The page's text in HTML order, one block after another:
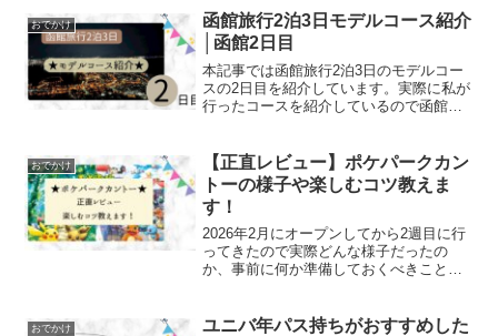
おすすめポイントラビスタ函館ベイへの
アクセスと周辺の...
おでかけ
函館旅行2泊3日モデルコース紹介
│函館2日目
本記事では函館旅行2泊3日のモデルコー
スの2日目を紹介しています。実際に私が
行ったコースを紹介しているので函館旅
おでかけ
【正直レビュー】ポケパークカン
トーの様子や楽しむコツ教えま
す！
2026年2月にオープンしてから2週目に行
ってきたので実際どんな様子だったの
か、事前に何か準備しておくべきことは
ビューしていきます！
おでかけ
ユニバ年パス持ちがおすすめした